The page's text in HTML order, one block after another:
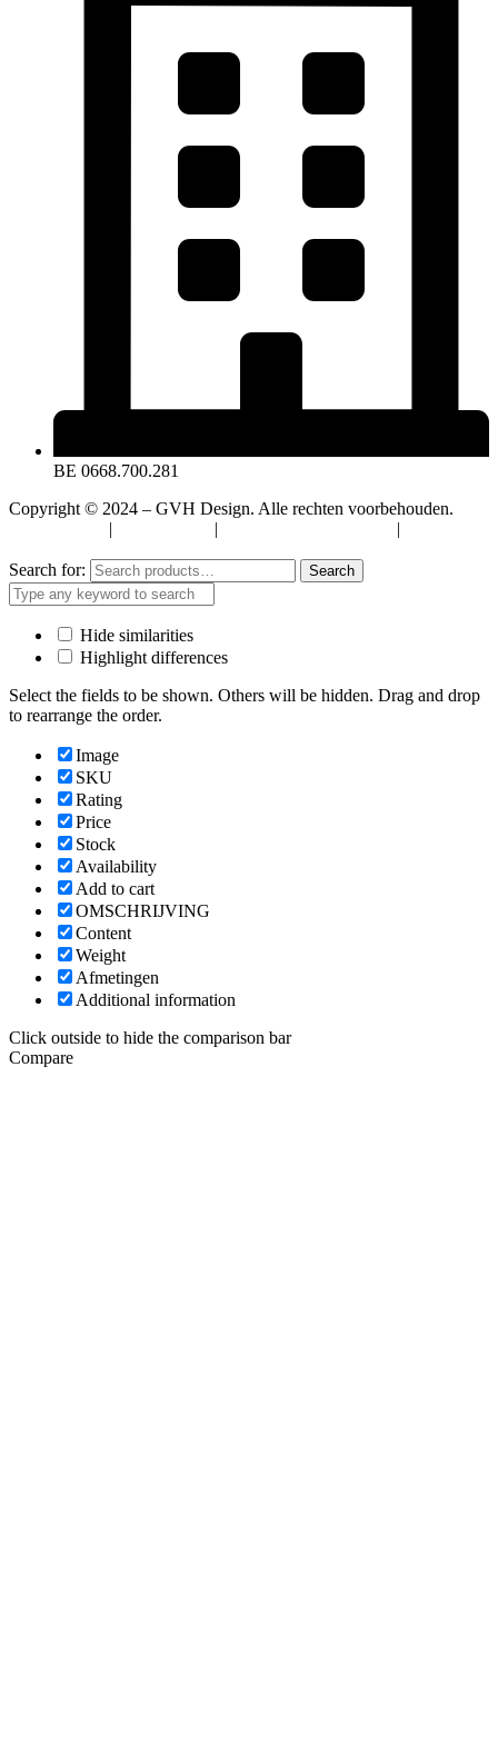
BE 0668.700.281
Copyright © 2024 – GVH Design. Alle rechten voorbehouden.
| | |
Search for:
Search
Hide similarities
Highlight differences
Select the fields to be shown. Others will be hidden. Drag and drop
to rearrange the order.
Image
SKU
Rating
Price
Stock
Availability
Add to cart
OMSCHRIJVING
Content
Weight
Afmetingen
Additional information
Click outside to hide the comparison bar
Compare